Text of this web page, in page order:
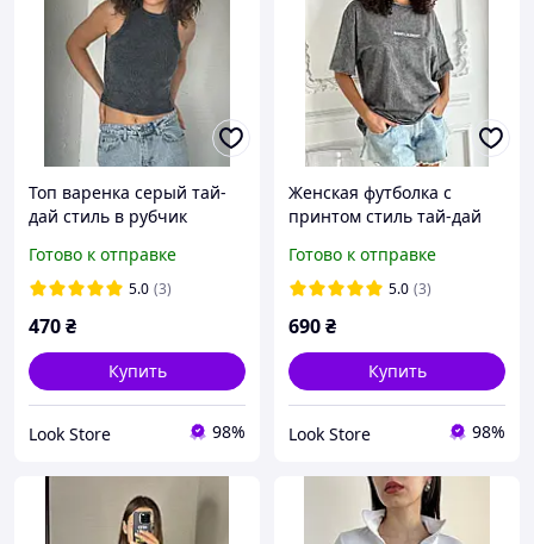
Топ варенка серый тай-
дай стиль в рубчик
молодежный модный
отличного качества
Готово к отправке
5.0 (3)
470₴
Купить
Look Store 98%
Женская футболка с
принтом стиль тай-дай
Готово к отправке
5.0 (3)
690₴
Купить
Look Store 98%